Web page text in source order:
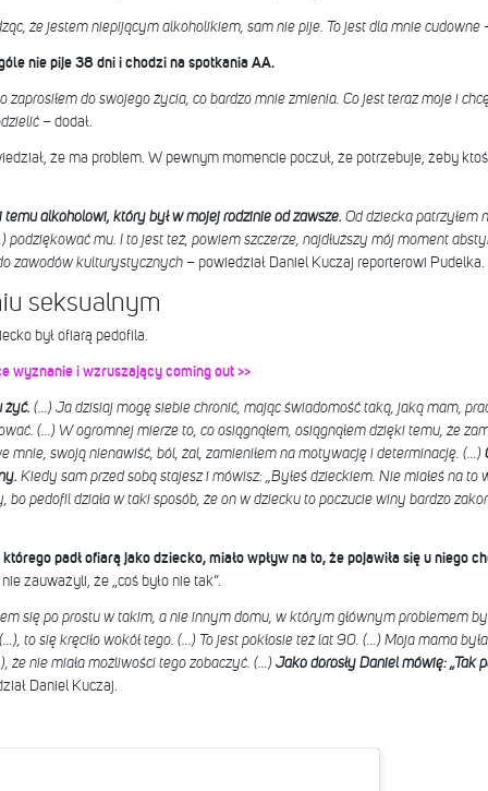
że jestem niepijącym alkoholikiem, sam nie pije. To jest dla mnie cudowne
nie pije 38 dni i chodzi na spotkania AA.
zaprosiłem do swojego życia, co bardzo mnie zmienia. Co jest teraz moje i
– dodał.
że ma problem. W pewnym momencie poczuł, że potrzebuje, żeby
alkoholowi, który był w mojej rodzinie od zawsze. Od dziecka patrzyłem
mu. I to jest też, powiem szczerze, najdłuższy mój moment
zawodów kulturystycznych– powiedział Daniel Kuczaj reporterowi Pudelka.
seksualnym
był ofiarą pedofila.
wyznanie i wzruszający coming out >>
żyć. (…) Ja dzisiaj mogę siebie chronić, mając świadomość taką, jaką mam,
(…) W ogromnej mierze to, co osiągnąłem, osiągnąłem dzięki temu, że
mnie, swoją nienawiść, ból, żal, zamieniłem na motywację i determinację. (…)
Kiedy sam przed sobą stajesz i mówisz: „Byłeś dzieckiem. Nie miałeś na to
pedofil działa w taki sposób, że on w dziecku to poczucie winy bardzo
padł ofiarą jako dziecko, miało wpływ na to, że pojawiła się u niego
zauważyli, że „coś było nie tak”.
się po prostu w takim, a nie innym domu, w którym głównym problemem
to się kręciło wokół tego. (…) To jest pokłosie też lat 90. (…) Moja mama
że nie miała możliwości tego zobaczyć. (…) Jako dorosły Daniel mówię: „Tak
Daniel Kuczaj.